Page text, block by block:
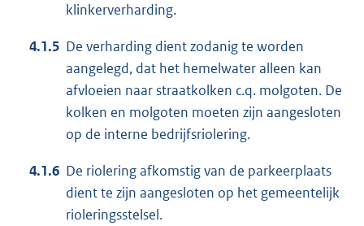
klinkerverharding.
4.1.5 De verharding dient zodanig te worden
aangelegd, dat het hemelwater alleen kan
afvloeien naar straatkolken c.q. molgoten. De
kolken en molgoten moeten zijn aangesloten
op de interne bedrijfsriolering.
4.1.6 De riolering afkomstig van de parkeerplaats
dient te zijn aangesloten op het gemeentelijk
rioleringsstelsel.